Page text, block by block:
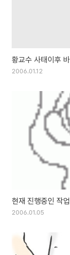
황교수 사태이후
2006.01.12
현재 진행중인 작
2006.01.05